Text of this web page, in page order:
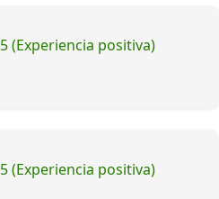
5 (Experiencia positiva)
5 (Experiencia positiva)